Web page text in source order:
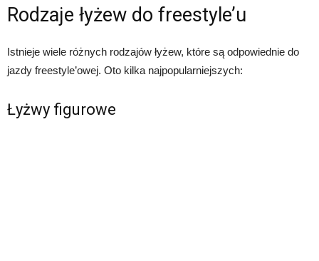
Rodzaje łyżew do freestyle’u
Istnieje wiele różnych rodzajów łyżew, które są odpowiednie do
jazdy freestyle’owej. Oto kilka najpopularniejszych:
Łyżwy figurowe